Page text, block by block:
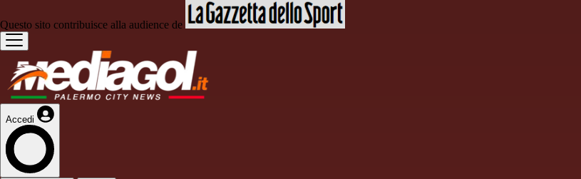
Questo sito contribuisce alla audience de
Accedi